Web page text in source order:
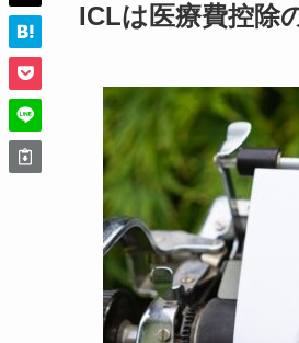
ICLは医療費控除